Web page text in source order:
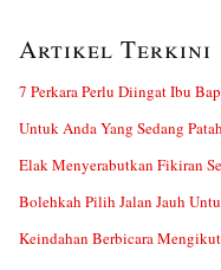
Artikel Terkini
7 Perkara Perlu Diingat Ibu
Untuk Anda Yang Sedang
Elak Menyerabutkan Fikiran
Bolehkah Pilih Jalan Jauh
Keindahan Berbicara